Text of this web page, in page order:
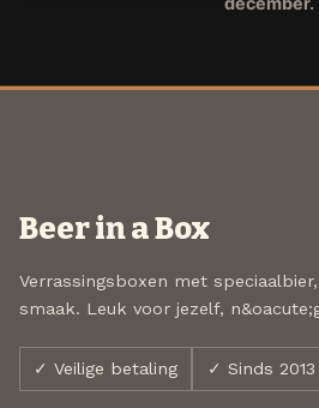
Beer in a Box
Verrassingsboxen met
smaak. Leuk voor jezelf,
✓ Veilige betaling ✓ Sinds 2013